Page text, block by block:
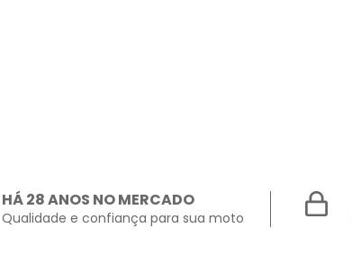
HÁ 28 ANOS NO MERCADO
Qualidade e confiança para sua moto